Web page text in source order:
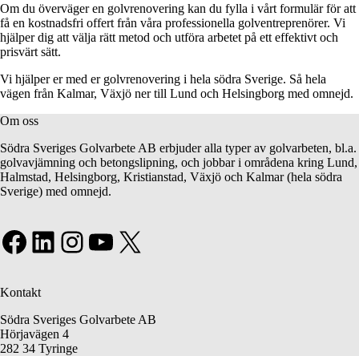
Om du överväger en golvrenovering kan du fylla i vårt formulär för att
få en kostnadsfri offert från våra professionella golventreprenörer. Vi
hjälper dig att välja rätt metod och utföra arbetet på ett effektivt och
prisvärt sätt.
Vi hjälper er med er golvrenovering i hela södra Sverige. Så hela
vägen från Kalmar, Växjö ner till Lund och Helsingborg med omnejd.
Om oss
Södra Sveriges Golvarbete AB erbjuder alla typer av golvarbeten, bl.a.
golvavjämning och betongslipning, och jobbar i områdena kring Lund,
Halmstad, Helsingborg, Kristianstad, Växjö och Kalmar (hela södra
Sverige) med omnejd.
Facebook
LinkedIn
Instagram
YouTube
X
Kontakt
Södra Sveriges Golvarbete AB
Hörjavägen 4
282 34 Tyringe